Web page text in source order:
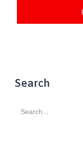
Search
Search
for: